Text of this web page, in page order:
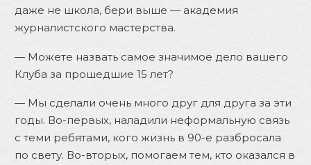
даже не школа, бери выше — академия
журналистского мастерства.
— Можете назвать самое значимое дело вашего
Клуба за прошедшие 15 лет?
— Мы сделали очень много друг для друга за эти
годы. Во-первых, наладили неформальную связь
с теми ребятами, кого жизнь в 90-е разбросала
по свету. Во-вторых, помогаем тем, кто оказался в